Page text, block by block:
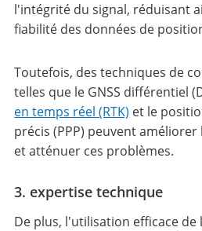
l'intégrité du signal, réduisant
fiabilité des données de
Toutefois, des techniques de
telles que le GNSS différentiel
en temps réel (RTK) et le
précis (PPP) peuvent
et atténuer ces problèmes.
3. expertise technique
De plus, l'utilisation efficace de